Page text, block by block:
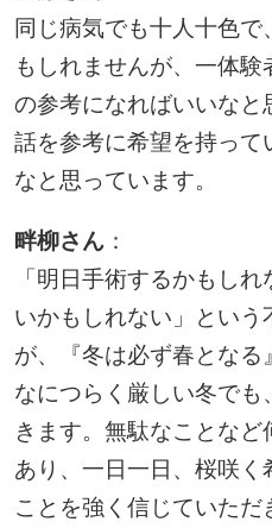
同じ病気でも十人十色
もしれませんが、一体
の参考になればいいな
話を参考に希望を持って
なと思っています。
畔柳さん：
「明日手術するかもし
いかもしれない」とい
が、『冬は必ず春とな
なにつらく厳しい冬でも
きます。無駄なことな
あり、一日一日、桜咲く
ことを強く信じていただ